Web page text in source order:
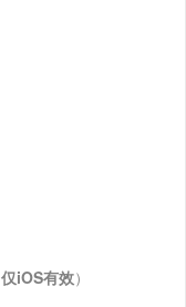
仅iOS有效）